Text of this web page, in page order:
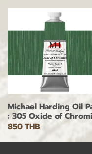
Michael Harding Oil
: 305 Oxide of
850 THB